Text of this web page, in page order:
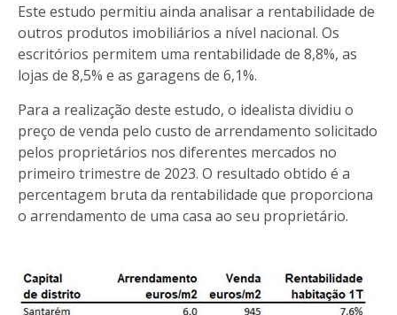
Este estudo permitiu ainda analisar a rentabilidade de
outros produtos imobiliários a nível nacional. Os
escritórios permitem uma rentabilidade de 8,8%, as
lojas de 8,5% e as garagens de 6,1%.
Para a realização deste estudo, o idealista dividiu o
preço de venda pelo custo de arrendamento solicitado
pelos proprietários nos diferentes mercados no
primeiro trimestre de 2023. O resultado obtido é a
percentagem bruta da rentabilidade que proporciona
o arrendamento de uma casa ao seu proprietário.